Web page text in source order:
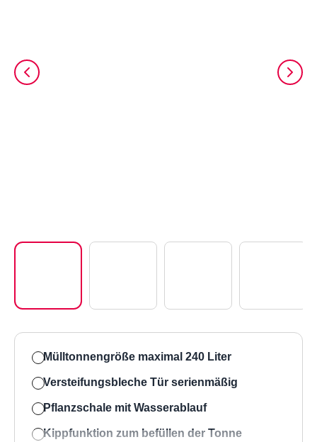
Mülltonnengröße maximal 240 Liter
Versteifungsbleche Tür serienmäßig
Pflanzschale mit Wasserablauf
Kippfunktion zum befüllen der Tonne